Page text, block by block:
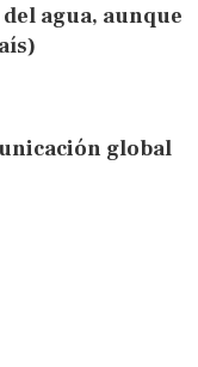
agua, aunque
global